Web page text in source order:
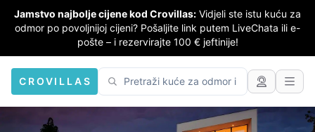
Jamstvo najbolje cijene kod Crovillas: Vidjeli ste istu kuću za
odmor po povoljnijoj cijeni? Pošaljite link putem LiveChata ili e-
pošte – i rezervirajte 100 € jeftinije!
CROVILLAS